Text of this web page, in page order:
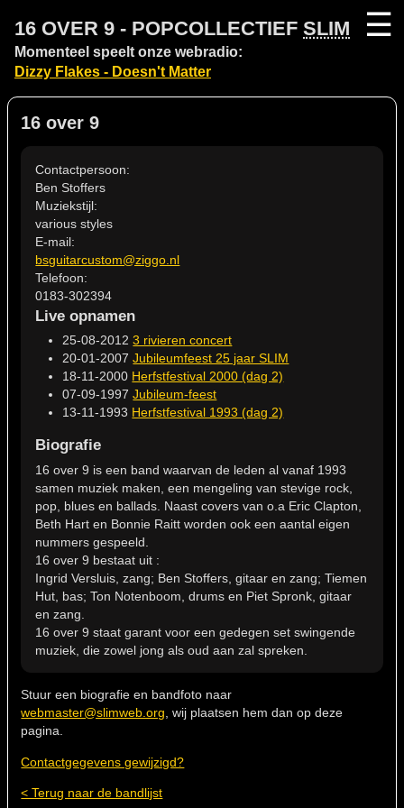
16 OVER 9 - POPCOLLECTIEF SLIM
Momenteel speelt onze webradio:
Dizzy Flakes - Doesn't Matter
☰
16 over 9
Contactpersoon:
Ben Stoffers
Muziekstijl:
various styles
E-mail:
bsguitarcustom@ziggo.nl
Telefoon:
0183-302394
Live opnamen
25-08-20123 rivieren concert
20-01-2007Jubileumfeest 25 jaar SLIM
18-11-2000 Herfstfestival 2000 (dag 2)
07-09-1997Jubileum-feest
13-11-1993 Herfstfestival 1993 (dag 2)
Biografie
16 over 9 is een band waarvan de leden al vanaf 1993
samen muziek maken, een mengeling van stevige rock,
pop, blues en ballads. Naast covers van o.a Eric Clapton,
Beth Hart en Bonnie Raitt worden ook een aantal eigen
nummers gespeeld.
16 over 9 bestaat uit :
Ingrid Versluis, zang; Ben Stoffers, gitaar en zang; Tiemen
Hut, bas; Ton Notenboom, drums en Piet Spronk, gitaar
en zang.
16 over 9 staat garant voor een gedegen set swingende
muziek, die zowel jong als oud aan zal spreken.
Stuur een biografie en bandfoto naar
webmaster@slimweb.org, wij plaatsen hem dan op deze
pagina.
Contactgegevens gewijzigd?
< Terug naar de bandlijst